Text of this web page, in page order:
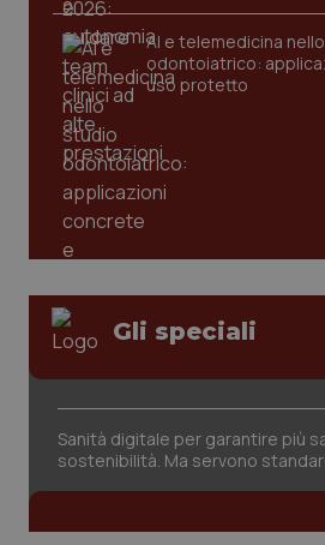
AI e telemedicina
odontoiatrico:
uso protetto
Gli speciali
Sanità digitale per garantire più
sostenibilità. Ma servono
tracking-sites-ironfish-
tracking-enable